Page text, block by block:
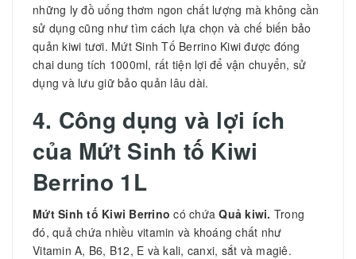
những ly đồ uống thơm ngon chất lượng mà không cần
sử dụng cũng như tìm cách lựa chọn và chế biến bảo
quản kiwi tươi. Mứt Sinh Tố Berrino Kiwi được đóng
chai dung tích 1000ml, rất tiện lợi để vận chuyển, sử
dụng và lưu giữ bảo quản lâu dài.
4. Công dụng và lợi ích
của Mứt Sinh tố Kiwi
Berrino 1L
Mứt Sinh tố Kiwi Berrinocó chứa Quả kiwi. Trong
đó, quả chứa nhiều vitamin và khoáng chất như
Vitamin A, B6, B12, E và kali, canxi, sắt và magiê.